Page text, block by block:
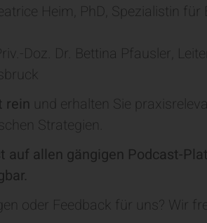
Heim, PhD, Spezialistin
Doz. Dr. Bettina Pfausler,
rein und erhalten Sie
Strategien.
auf allen gängigen Podcast-
oder Feedback für uns? Wir